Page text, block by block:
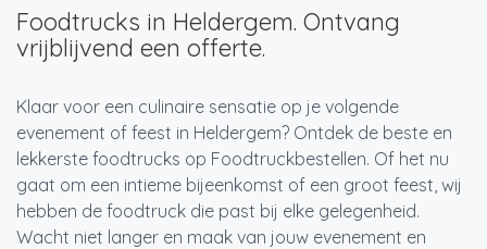
Foodtrucks in Heldergem. Ontvang
vrijblijvend een offerte.
Klaar voor een culinaire sensatie op je volgende
evenement of feest in Heldergem? Ontdek de beste en
lekkerste foodtrucks op Foodtruckbestellen. Of het nu
gaat om een intieme bijeenkomst of een groot feest, wij
hebben de foodtruck die past bij elke gelegenheid.
Wacht niet langer en maak van jouw evenement en